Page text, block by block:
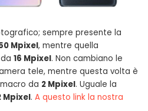
sempre presente la
Mpixel, mentre quella
16 Mpixel. Non cambiano le
tele, mentre questa volta è
da 2 Mpixel. Uguale la
Mpixel. A questo link la nostra